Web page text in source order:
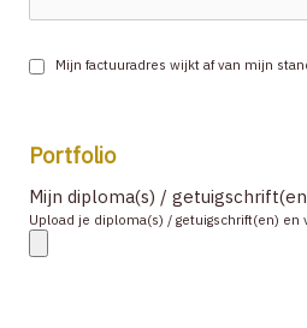
Mijn factuuradres wijkt af van mijn
Portfolio
Mijn diploma(s) /
Upload je diploma(s) / getuigschrift(en)